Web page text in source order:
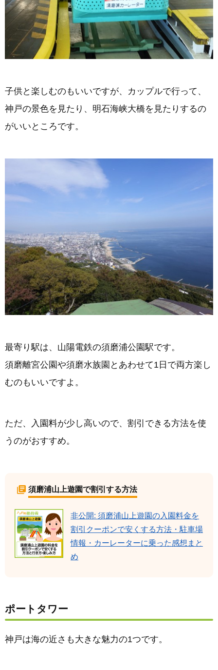
子供と楽しむのもいいですが、カップルで行って、
神戸の景色を見たり、明石海峡大橋を見たりするの
がいいところです。
最寄り駅は、山陽電鉄の須磨浦公園駅です。
須磨離宮公園や須磨水族園とあわせて1日で両方楽し
むのもいいですよ。
ただ、入園料が少し高いので、割引できる方法を使
うのがおすすめ。
須磨浦山上遊園で割引する方法
非公開: 須磨浦山上遊園の入園料金を
割引クーポンで安くする方法・駐車場
情報・カーレーターに乗った感想まと
め
ポートタワー
神戸は海の近さも大きな魅力の1つです。